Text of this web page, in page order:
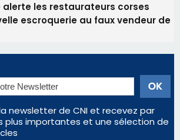
alerte les restaurateurs corses
escroquerie au faux vendeur de
newsletter de CNI et recevez par
plus importantes et une sélection de